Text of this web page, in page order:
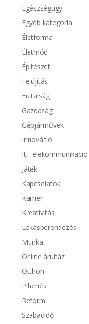
Egészségügy
Egyéb kategória
Életforma
Életmód
Épitészet
Felújítás
Fiatalság
Gazdaság
Gépjárművek
Innováció
It,Telekommunikáció
Játék
Kapcsolatok
Karrier
Kreativitás
Lakásberendezés
Munka
Online áruház
Otthon
Pihenés
Reform
Szabadidő